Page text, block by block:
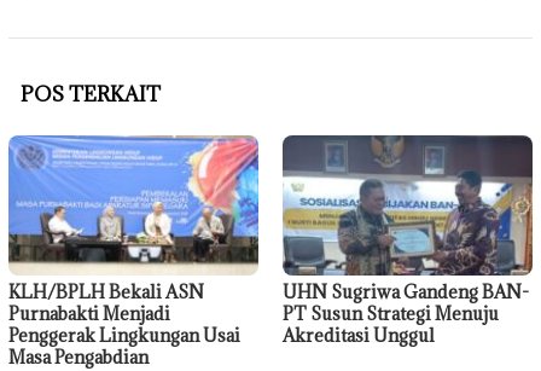
POS TERKAIT
KLH/BPLH Bekali ASN
Purnabakti Menjadi
Penggerak Lingkungan Usai
Masa Pengabdian
UHN Sugriwa Gandeng BAN-
PT Susun Strategi Menuju
Akreditasi Unggul